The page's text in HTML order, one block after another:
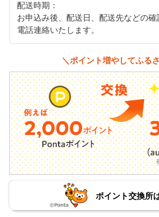
配送時期：
お申込み後、配送日、配送先などの確
電話連絡いたします。
＼ポイント増やしてふる
ポイント交換所